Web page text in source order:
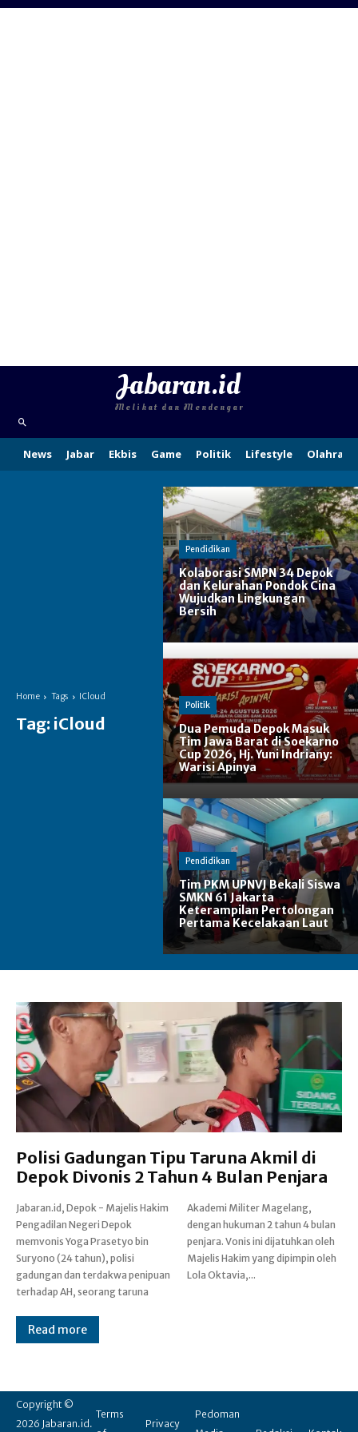
Jabaran.id
Melihat dan Mendengar
News Jabar Ekbis Game Politik Lifestyle Olahraga
Home Tags ICloud
Tag: iCloud
Pendidikan
Kolaborasi SMPN 34 Depok
dan Kelurahan Pondok Cina
Wujudkan Lingkungan
Bersih
Politik
Dua Pemuda Depok Masuk
Tim Jawa Barat di Soekarno
Cup 2026, Hj. Yuni Indriany:
Warisi Apinya
Pendidikan
Tim PKM UPNVJ Bekali Siswa
SMKN 61 Jakarta
Keterampilan Pertolongan
Pertama Kecelakaan Laut
Polisi Gadungan Tipu Taruna Akmil di
Depok Divonis 2 Tahun 4 Bulan Penjara
Jabaran.id, Depok - Majelis Hakim
Pengadilan Negeri Depok
memvonis Yoga Prasetyo bin
Suryono (24 tahun), polisi
gadungan dan terdakwa penipuan
terhadap AH, seorang taruna
Akademi Militer Magelang,
dengan hukuman 2 tahun 4 bulan
penjara. Vonis ini dijatuhkan oleh
Majelis Hakim yang dipimpin oleh
Lola Oktavia,...
Read more
Copyright ©
2026 Jabaran.id.
Terms
Privacy
Pedoman